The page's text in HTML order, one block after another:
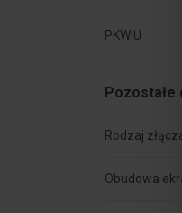
PKWIU
Pozostałe
Rodzaj
Obudowa